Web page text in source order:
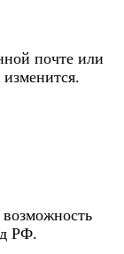
почте или
РФ.